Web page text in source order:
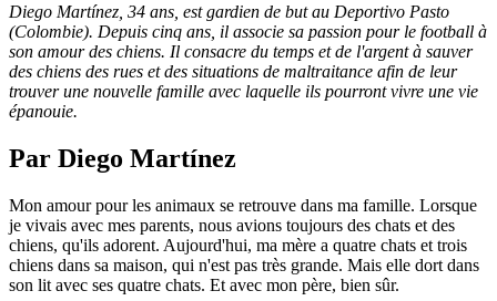
Diego Martínez, 34 ans, est gardien de but au Deportivo Pasto
(Colombie). Depuis cinq ans, il associe sa passion pour le football à
son amour des chiens. Il consacre du temps et de l'argent à sauver
des chiens des rues et des situations de maltraitance afin de leur
trouver une nouvelle famille avec laquelle ils pourront vivre une vie
épanouie.
Par Diego Martínez
Mon amour pour les animaux se retrouve dans ma famille. Lorsque
je vivais avec mes parents, nous avions toujours des chats et des
chiens, qu'ils adorent. Aujourd'hui, ma mère a quatre chats et trois
chiens dans sa maison, qui n'est pas très grande. Mais elle dort dans
son lit avec ses quatre chats. Et avec mon père, bien sûr.